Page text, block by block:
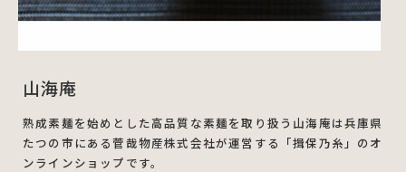
山海庵
熟成素麺を始めとした高品質な素麺を取り扱う山海庵は兵庫県
たつの市にある菅哉物産株式会社が運営する「揖保乃糸」のオ
ンラインショップです。